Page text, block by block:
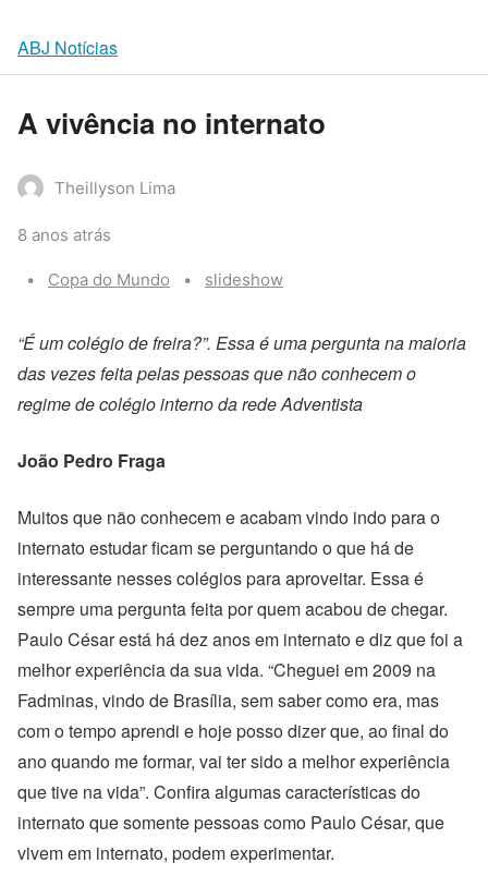
ABJ Notícias
A vivência no internato
Theillyson Lima
8 anos atrás
Categories:
Copa do Mundo Tags:
slideshow
“É um colégio de freira?”. Essa é uma pergunta na maioria
das vezes feita pelas pessoas que não conhecem o
regime de colégio interno da rede Adventista
João Pedro Fraga
Muitos que não conhecem e acabam vindo indo para o
internato estudar ficam se perguntando o que há de
interessante nesses colégios para aproveitar. Essa é
sempre uma pergunta feita por quem acabou de chegar.
Paulo César está há dez anos em internato e diz que foi a
melhor experiência da sua vida. “Cheguei em 2009 na
Fadminas, vindo de Brasília, sem saber como era, mas
com o tempo aprendi e hoje posso dizer que, ao final do
ano quando me formar, vai ter sido a melhor experiência
que tive na vida”. Confira algumas características do
internato que somente pessoas como Paulo César, que
vivem em internato, podem experimentar.